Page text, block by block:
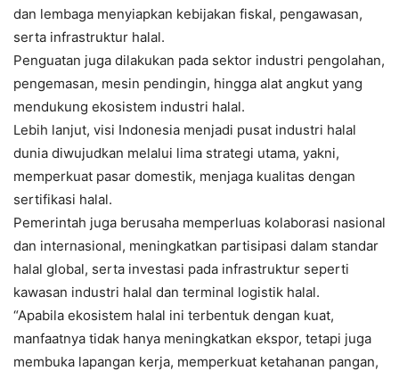
dan lembaga menyiapkan kebijakan fiskal, pengawasan,
serta infrastruktur halal.
Penguatan juga dilakukan pada sektor industri pengolahan,
pengemasan, mesin pendingin, hingga alat angkut yang
mendukung ekosistem industri halal.
‎Lebih lanjut, visi Indonesia menjadi pusat industri halal
dunia diwujudkan melalui lima strategi utama, yakni,
memperkuat pasar domestik, menjaga kualitas dengan
sertifikasi halal.
Pemerintah juga berusaha memperluas kolaborasi nasional
dan internasional, meningkatkan partisipasi dalam standar
halal global, serta investasi pada infrastruktur seperti
kawasan industri halal dan terminal logistik halal.
“Apabila ekosistem halal ini terbentuk dengan kuat,
manfaatnya tidak hanya meningkatkan ekspor, tetapi juga
membuka lapangan kerja, memperkuat ketahanan pangan,